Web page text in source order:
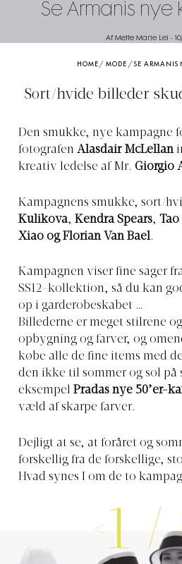
Se Armanis
Af Mette Marie Lei -
HOME /MODE /SE ARMANIS
Sort/hvide billeder
Den smukke, nye kampagne
fotografen Alasdair McLellan
kreativ ledelse af Mr. Giorgio
Kampagnens smukke, sort/
Kulikova, Kendra Spears,
Xiao og Florian Van Bael.
Kampagnen viser fine sager
SS12-kollektion, så du kan
op i garderobeskabet …
Billederne er meget stilrene
opbygning og farver, og
købe alle de fine items med
den ikke til sommer og sol på
eksempel Pradas nye 50’er-
væld af skarpe farver.
Dejligt at se, at foråret og
forskellig fra de forskellige,
Hvad synes I om de to
1 /